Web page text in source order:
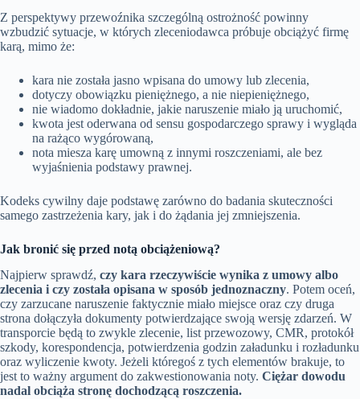
Z perspektywy przewoźnika szczególną ostrożność powinny
wzbudzić sytuacje, w których zleceniodawca próbuje obciążyć firmę
karą, mimo że:
kara nie została jasno wpisana do umowy lub zlecenia,
dotyczy obowiązku pieniężnego, a nie niepieniężnego,
nie wiadomo dokładnie, jakie naruszenie miało ją uruchomić,
kwota jest oderwana od sensu gospodarczego sprawy i wygląda
na rażąco wygórowaną,
nota miesza karę umowną z innymi roszczeniami, ale bez
wyjaśnienia podstawy prawnej.
Kodeks cywilny daje podstawę zarówno do badania skuteczności
samego zastrzeżenia kary, jak i do żądania jej zmniejszenia.
Jak bronić się przed notą obciążeniową?
Najpierw sprawdź, czy kara rzeczywiście wynika z umowy albo
zlecenia i czy została opisana w sposób jednoznaczny. Potem oceń,
czy zarzucane naruszenie faktycznie miało miejsce oraz czy druga
strona dołączyła dokumenty potwierdzające swoją wersję zdarzeń. W
transporcie będą to zwykle zlecenie, list przewozowy, CMR, protokół
szkody, korespondencja, potwierdzenia godzin załadunku i rozładunku
oraz wyliczenie kwoty. Jeżeli któregoś z tych elementów brakuje, to
jest to ważny argument do zakwestionowania noty. Ciężar dowodu
nadal obciąża stronę dochodzącą roszczenia.